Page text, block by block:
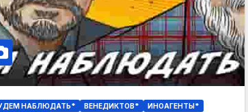
НАБЛЮДАТЬ* ВЕНЕДИКТОВ*
ИНОАГЕНТЫ*